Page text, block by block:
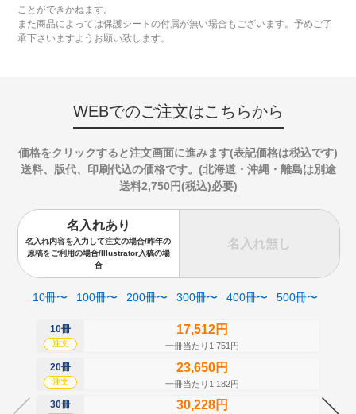
ことができかねます。
また商品によっては保護シートの付属が無い場合もございます。予めご了
承下さいますようお願い致します。
WEBでのご注文はこちらから
価格をクリックすると注文画面に進みます(表記価格は税込です)
送料、版代、印刷代込の価格です。(北海道・沖縄・離島は別途
送料2,750円(税込)必要)
名入れあり
名入れ内容を入力して注文の場合/昨年の
原稿をご利用の場合/Illustrator入稿の場
合
名入れ無し
10冊〜 100冊〜 200冊〜 300冊〜 400冊〜 500冊〜
10冊
注文
17,512円
一冊当たり1,751円
20冊
注文
23,650円
一冊当たり1,182円
30冊 30,228円